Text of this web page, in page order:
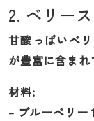
2. ベリー
甘酸っぱいベ
が豊富に含まれ
材料:
– ブルーベリー